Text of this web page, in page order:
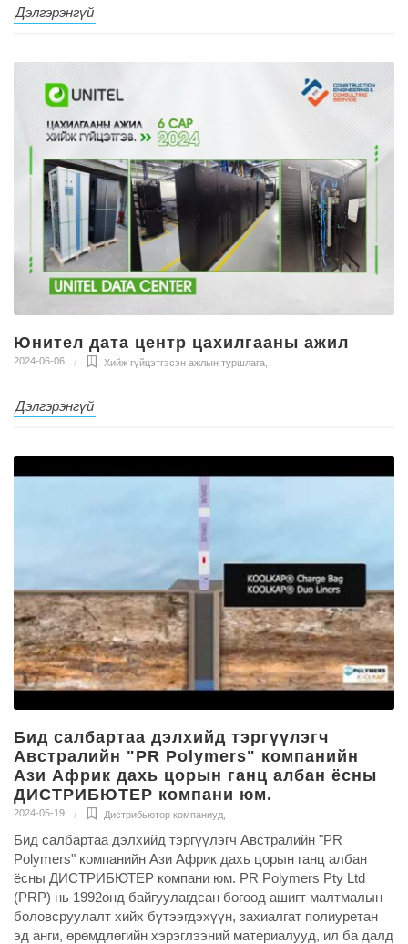
Дэлгэрэнгүй
Юнител дата центр цахилгааны ажил
2024-06-06 Хийж гүйцэтгэсэн ажлын туршлага
Дэлгэрэнгүй
Бид салбартаа дэлхийд тэргүүлэгч
Австралийн "PR Polymers" компанийн
Ази Африк дахь цорын ганц албан ёсны
ДИСТРИБЮТЕР компани юм.
2024-05-19 Дистрибьютор компаниуд
Бид салбартаа дэлхийд тэргүүлэгч Австралийн "PR
Polymers" компанийн Ази Африк дахь цорын ганц албан
ёсны ДИСТРИБЮТЕР компани юм. PR Polymers Pty Ltd
(PRP) нь 1992онд байгуулагдсан бөгөөд ашигт малтмалын
боловсруулалт хийх бүтээгдэхүүн, захиалгат полиуретан
эд анги, өрөмдлөгийн хэрэглээний материалууд, ил ба далд